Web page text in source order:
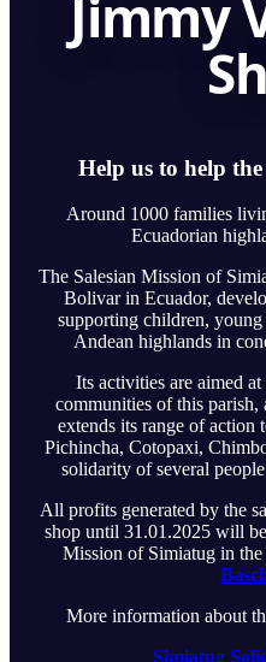
Jimmy
Help us to help
Around 1000 families
Ecuadorian
The Salesian Mission of
Bolivar in Ecuador,
supporting children,
Andean highlands in
Its activities are aimed
communities of this parish,
extends its range of action
Pichincha, Cotopaxi,
solidarity of several
All profits generated by the
shop until 31.01.2025 will
Mission of Simiatug in the
More information about
Simiatug